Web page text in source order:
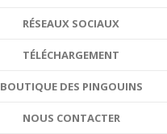
RÉSEAUX SOCIAUX
TÉLÉCHARGEMENT
BOUTIQUE DES PINGOUINS
NOUS CONTACTER